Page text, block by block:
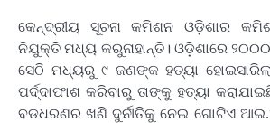
କେନ୍ଦ୍ରୀୟ ସୂଚନା କମିଶନ ଓଡ଼ିଶାର
ନିଯୁକ୍ତି ମଧ୍ୟ କରୁନାହାନ୍ତି। ଓଡ଼ିଶାରେ ୨୦୦୦
ସେଠି ମଧ୍ୟରୁ ୯ ଜଣଙ୍କ ହତ୍ୟା
ପର୍ଦ୍ଦାଫାଶ କରିବାରୁ ତାଙ୍କୁ ହତ୍ୟା
ବଡଧରଣର ଖଣି ଦୁର୍ନୀତିକୁ ନେଇ ଗୋଟିଏ